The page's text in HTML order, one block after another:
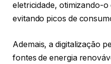
eletricidade, otimizando-
evitando picos de
Ademais, a digitalização
fontes de energia